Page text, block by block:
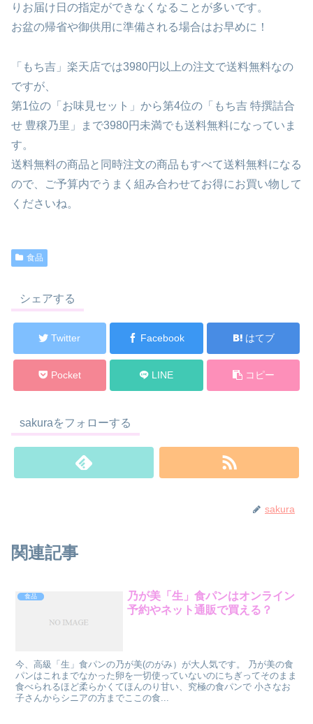
りお届け日の指定ができなくなることが多いです。
お盆の帰省や御供用に準備される場合はお早めに！
「もち吉」楽天店では3980円以上の注文で送料無料なの
ですが、
第1位の「お味見セット」から第4位の「もち吉 特撰詰合
せ 豊穣乃里」まで3980円未満でも送料無料になっていま
す。
送料無料の商品と同時注文の商品もすべて送料無料になる
ので、ご予算内でうまく組み合わせてお得にお買い物して
くださいね。
食品
シェアする
Twitter Facebook はてブ
Pocket LINE コピー
sakuraをフォローする
sakura
関連記事
食品
乃が美「生」食パンはオンライン
予約やネット通販で買える？
今、高級「生」食パンの乃が美(のがみ）が大人気です。 乃が美の食
パンはこれまでなかった卵を一切使っていないのにちぎってそのまま
食べられるほど柔らかくてほんのり甘い、究極の食パンで 小さなお
子さんからシニアの方までここの食...